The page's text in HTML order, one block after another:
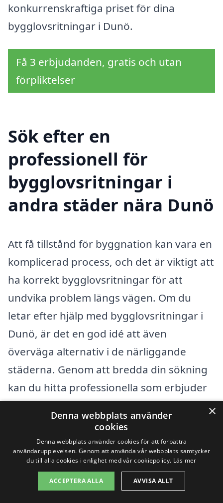
konkurrenskraftiga priset för dina
bygglovsritningar i Dunö.
Få 3 erbjudanden, gratis och utan
förpliktelser
Sök efter en
professionell för
bygglovsritningar i
andra städer nära Dunö
Att få tillstånd för byggnation kan vara en
komplicerad process, och det är viktigt att
ha korrekt bygglovsritningar för att
undvika problem längs vägen. Om du
letar efter hjälp med bygglovsritningar i
Dunö, är det en god idé att även
överväga alternativ i de närliggande
städerna. Genom att bredda din sökning
kan du hitta professionella som erbjuder
konkurrenskraftiga priser och hög
kvalitet. Här är några städer i närheten av
Dunö där du kan söka hjälp:
Kalmar
×
Denna webbplats använder
cookies
Denna webbplats använder cookies för att förbättra
användarupplevelsen. Genom att använda vår webbplats samtycker
du till alla cookies i enlighet med vår cookiepolicy. Läs mer
ACCEPTERA ALLA AVVISA ALLT